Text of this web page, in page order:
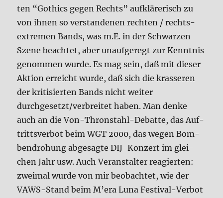
ten “Gothics gegen Rechts” auf­klä­re­risch zu
von ihnen so ver­stan­de­nen rech­ten / rechts­
extre­men Bands, was m.E. in der Schwar­zen
Sze­ne beach­tet, aber unauf­ge­regt zur Kennt­nis
genom­men wur­de. Es mag sein, daß mit die­ser
Akti­on erreicht wur­de, daß sich die kras­se­ren
der kri­ti­sier­ten Bands nicht wei­ter
durchgesetzt/verbreitet haben. Man den­ke
auch an die Von-Thron­stahl-Debat­te, das Auf­
tritts­ver­bot beim WGT 2000, das wegen Bom­
ben­dro­hung abge­sag­te DIJ-Kon­zert im glei­
chen Jahr usw. Auch Ver­an­stal­ter reagier­ten:
zwei­mal wur­de von mir beob­ach­tet, wie der
VAWS-Stand beim M’era Luna Festi­val-Ver­bot